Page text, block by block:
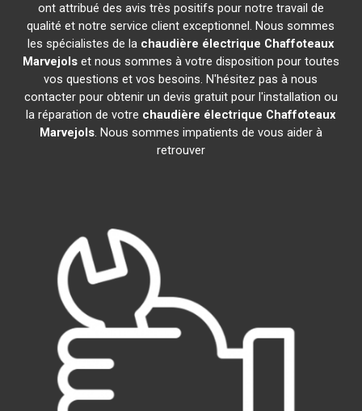
ont attribué des avis très positifs pour notre travail de
qualité et notre service client exceptionnel. Nous sommes
les spécialistes de la chaudière électrique Chaffoteaux
Marvejolset nous sommes à votre disposition pour toutes
vos questions et vos besoins. N'hésitez pas à nous
contacter pour obtenir un devis gratuit pour l'installation ou
la réparation de votre chaudière électrique Chaffoteaux
Marvejols. Nous sommes impatients de vous aider à
retrouver